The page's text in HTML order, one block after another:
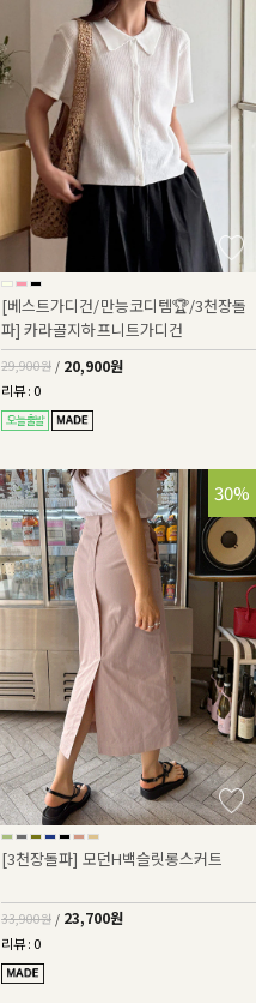
[베스트가디건/만능코디템🏆/3천장돌
파] 카라골지하프니트가디건
29,900원 / 20,900원
리뷰 : 0
30%
[3천장돌파] 모던H백슬릿롱스커트
33,900원 / 23,700원
리뷰 : 0